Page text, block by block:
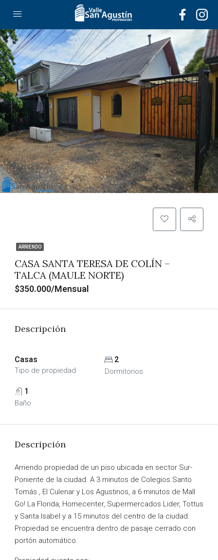
ARRIENDO
CASA SANTA TERESA DE COLÍN –
TALCA (MAULE NORTE)
$350.000/Mensual
Descripción
Casas
Tipo de propiedad
2
Dormitorios
1
Baño
Descripción
Arriendo propiedad de un piso ubicada en sector Sur-
Poniente de la ciudad. A 3 minutos de Colegios Santo
Tomás , El Culenar y Los Agustinos, a 6 minutos de Mall
Go! La Florida, Homecenter, Supermercados Lider, Tottus
y Santa Isabel y a 15 minutos del centro de la ciudad.
Propiedad se encuentra dentro de pasaje cerrado con
portón automático.